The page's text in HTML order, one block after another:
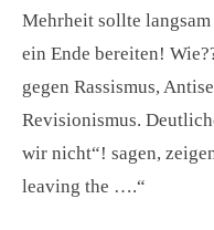
Mehrheit sollte
ein Ende bereiten!
gegen Rassismus,
Revisionismus.
wir nicht“! sagen,
leaving the ….“